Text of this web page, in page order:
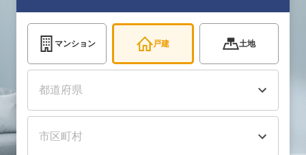
マンション 戸建 土地